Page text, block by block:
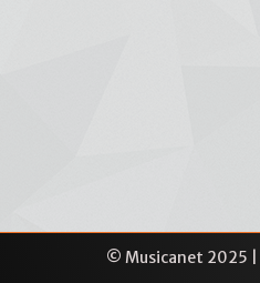
© Musicanet 2025 |